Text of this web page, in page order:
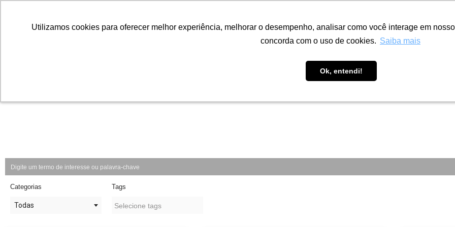
Utilizamos cookies para oferecer melhor experiência, melhorar o desempenho, analisar como você interage em
concorda com o uso de cookies. Saiba mais
Ok, entendi!
Utilizamos cookies para oferecer melhor experiência, melhorar o desempenho, analisar como você interage em
concorda com o uso de cookies. Saiba mais
Ok, entendi!
Fábrica Portfólio
Categorias
Todas
Tags